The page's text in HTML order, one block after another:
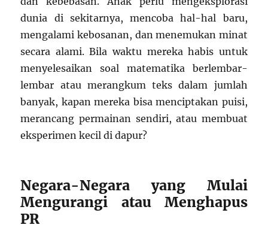
dunia di sekitarnya, mencoba hal-hal baru,
mengalami kebosanan, dan menemukan minat
secara alami. Bila waktu mereka habis untuk
menyelesaikan soal matematika berlembar-
lembar atau merangkum teks dalam jumlah
banyak, kapan mereka bisa menciptakan puisi,
merancang permainan sendiri, atau membuat
eksperimen kecil di dapur?
Negara-Negara yang Mulai
Mengurangi atau Menghapus
PR